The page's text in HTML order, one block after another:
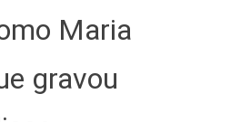
Maria
gravou